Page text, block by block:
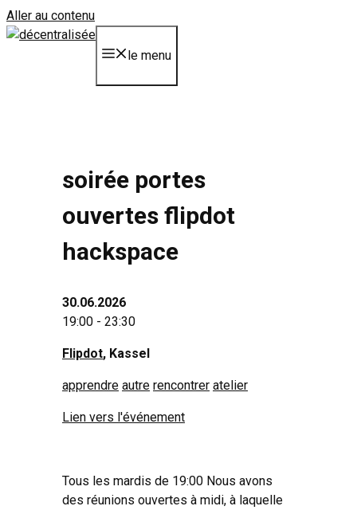
Aller au contenu
le menu
soirée portes
ouvertes flipdot
hackspace
30.06.2026
19:00 - 23:30
Flipdot, Kassel
apprendre autre rencontrer atelier
Lien vers l'événement
Tous les mardis de 19:00 Nous avons
des réunions ouvertes à midi, à laquelle